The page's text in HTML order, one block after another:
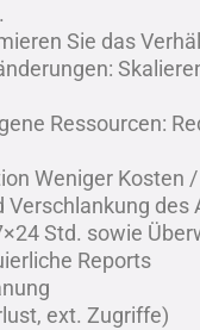
Sie das
Ressourcen:
Weniger Kosten
Verschlankung
Std. sowie
Reports
ext. Zugriffe)